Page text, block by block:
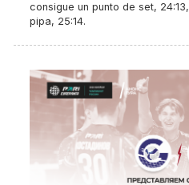
consigue un punto de set,
pipa, 25:14.